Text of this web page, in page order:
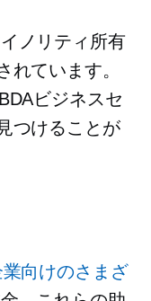
ノリティ所有
れています。
ビジネスセ
つけることが
向けのさまざ